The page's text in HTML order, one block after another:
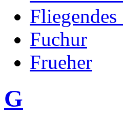
Fuchur
Frueher
G